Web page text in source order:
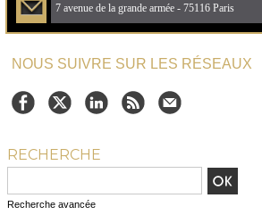
7 avenue de la grande armée - 75116 Paris
NOUS SUIVRE SUR LES RÉSEAUX
RECHERCHE
Recherche avancée